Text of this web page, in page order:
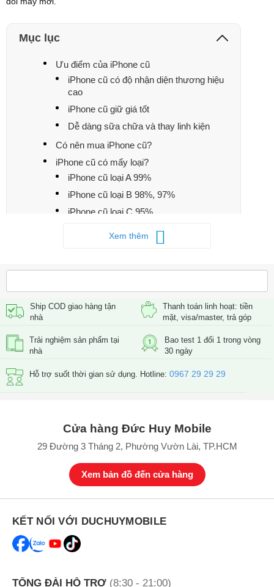
Mục lục
Ưu điểm của iPhone cũ
iPhone cũ có độ nhận diện thương hiệu
cao
iPhone cũ giữ giá tốt
Dễ dàng sữa chữa và thay linh kiện
Có nên mua iPhone cũ?
iPhone cũ có mấy loại?
iPhone cũ loại A 99%
iPhone cũ loại B 98%, 97%
iPhone cũ loại C 95%
Cách test kiểm tra iPhone cũ
Đến cửa hàng có uy tín
Kiểm tra IMEI
Xem thêm
Ship COD giao hàng tận
nhà
Thanh toán linh hoạt: tiền
mặt, visa/master, trả góp
Trải nghiệm sản phẩm tại
nhà
Bao test 1 đổi 1 trong vòng
30 ngày
Hỗ trợ suốt thời gian sử dụng. Hotline: 0967 29 29 29
Cửa hàng Đức Huy Mobile
29 Đường 3 Tháng 2, Phường Vườn Lài, TP.HCM
Xem bản đồ đến cửa hàng
KẾT NỐI VỚI DUCHUYMOBILE
TỔNG ĐÀI HỖ TRỢ (8:30 - 21:00)